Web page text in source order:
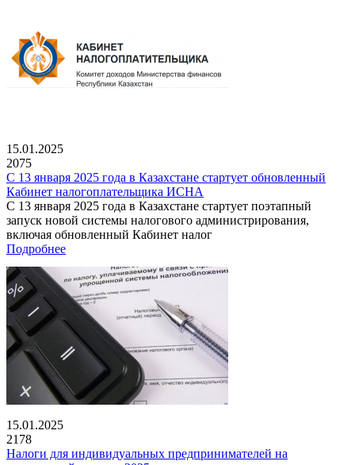
15.01.2025
2075
С 13 января 2025 года в Казахстане стартует обновленный
Кабинет налогоплательщика ИСНА
С 13 января 2025 года в Казахстане стартует поэтапный
запуск новой системы налогового администрирования,
включая обновленный Кабинет налог
Подробнее
15.01.2025
2178
Налоги для индивидуальных предпринимателей на